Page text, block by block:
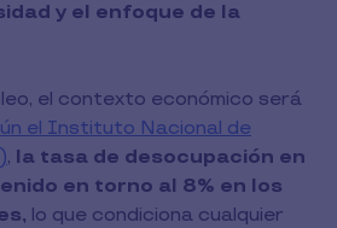
y el enfoque de la
el contexto económico será
el Instituto Nacional de
, la tasa de desocupación en
en torno al 8% en los
lo que condiciona cualquier